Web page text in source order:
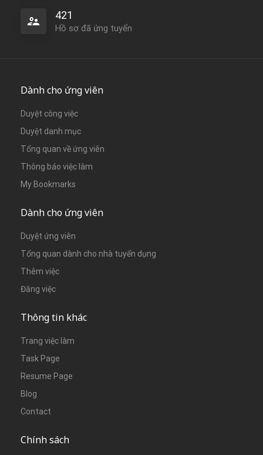
421
Hồ sơ đã ứng tuyển
Dành cho ứng viên
Duyệt công việc
Duyệt danh mục
Tổng quan về ứng viên
Thông báo việc làm
My Bookmarks
Dành cho ứng viên
Duyệt ứng viên
Tổng quan dành cho nhà tuyển dụng
Thêm việc
Đăng việc
Thông tin khác
Trang việc làm
Task Page
Resume Page
Blog
Contact
Chính sách